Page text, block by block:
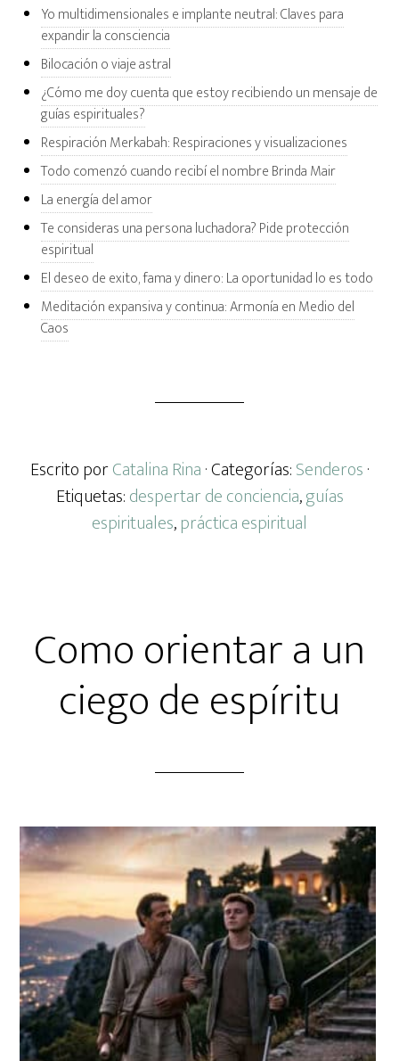
Yo multidimensionales e implante neutral: Claves para
expandir la consciencia
Bilocación o viaje astral
¿Cómo me doy cuenta que estoy recibiendo un mensaje de
guías espirituales?
Respiración Merkabah: Respiraciones y visualizaciones
Todo comenzó cuando recibí el nombre Brinda Mair
La energía del amor
Te consideras una persona luchadora? Pide protección
espiritual
El deseo de exito, fama y dinero: La oportunidad lo es todo
Meditación expansiva y continua: Armonía en Medio del
Caos
Escrito porCatalina Rina· Categorías:Senderos·
Etiquetas:despertar de conciencia,guías
espirituales,práctica espiritual
Como orientar a un
ciego de espíritu